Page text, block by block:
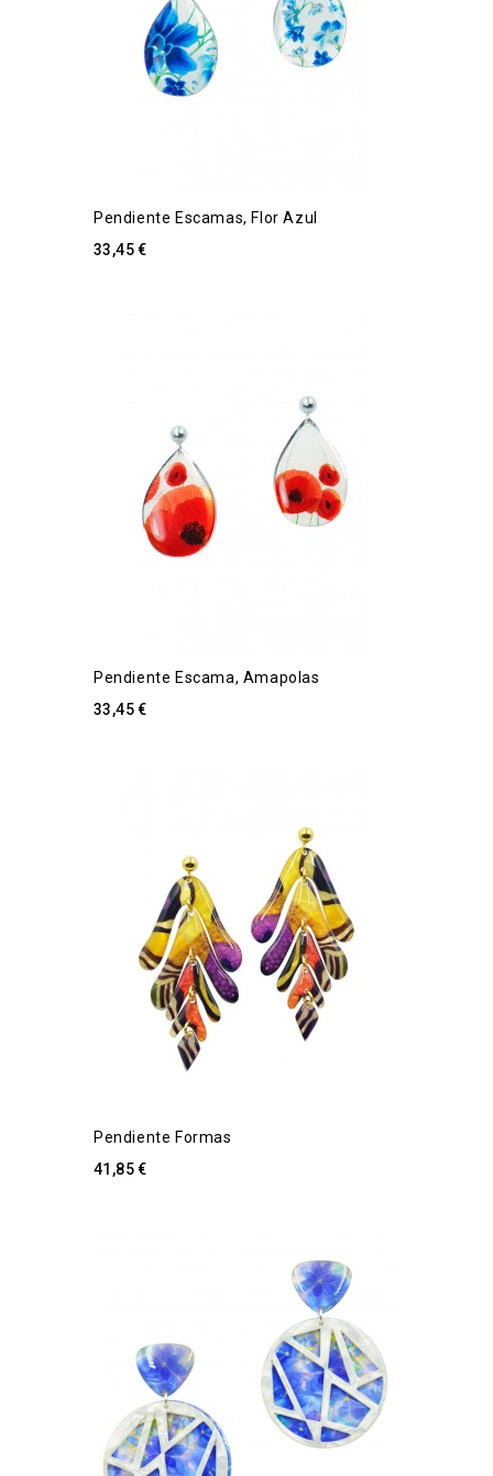
Pendiente Escamas, Flor Azul
33,45 €
Pendiente Escama, Amapolas
33,45 €
Pendiente Formas
41,85 €